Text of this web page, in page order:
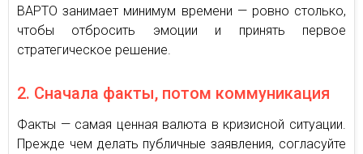
ВАРТО занимает минимум времени — ровно столько,
чтобы отбросить эмоции и принять первое
стратегическое решение.
2. Сначала факты, потом коммуникация
Факты — самая ценная валюта в кризисной ситуации.
Прежде чем делать публичные заявления, согласуйте